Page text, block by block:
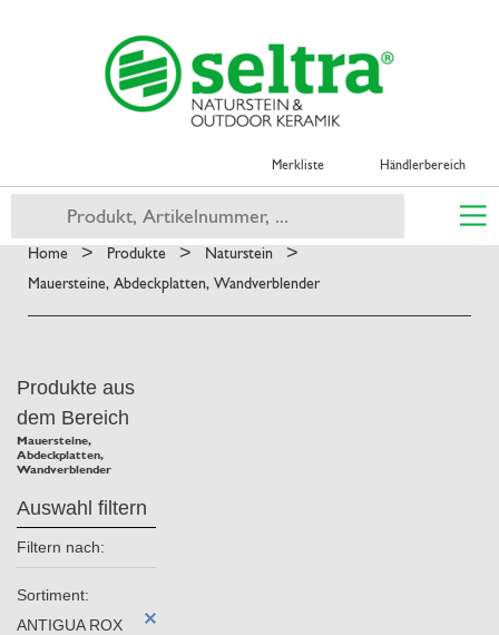
Merkliste Händlerbereich
Home > Produkte > Naturstein >
Mauersteine, Abdeckplatten, Wandverblender
Produkte aus
dem Bereich
Mauersteine,
Abdeckplatten,
Wandverblender
Auswahl filtern
Filtern nach:
Sortiment:
ANTIGUA ROX